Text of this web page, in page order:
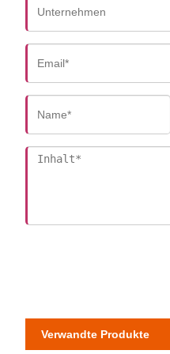
Verwandte Produkte